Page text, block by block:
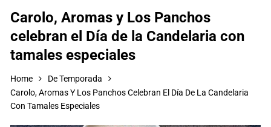
Carolo, Aromas y Los Panchos
celebran el Día de la Candelaria con
tamales especiales
Home
De Temporada
Carolo, Aromas Y Los Panchos Celebran El Día De La Candelaria
Con Tamales Especiales